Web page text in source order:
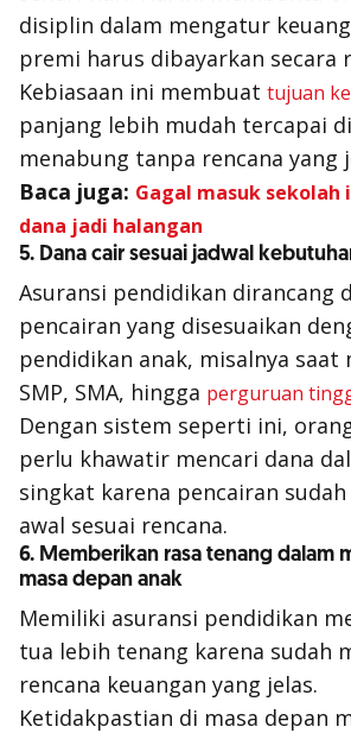
disiplin dalam mengatur
premi harus dibayarkan secara
Kebiasaan ini membuat tujuan
panjang lebih mudah tercapai
menabung tanpa rencana yang
Baca juga: Gagal masuk sekolah
dana jadi halangan
5. Dana cair sesuai jadwal
Asuransi pendidikan dirancang
pencairan yang disesuaikan
pendidikan anak, misalnya saat
SMP, SMA, hingga perguruan
Dengan sistem seperti ini,
perlu khawatir mencari dana
singkat karena pencairan
awal sesuai rencana.
6. Memberikan rasa tenang dalam
masa depan anak
Memiliki asuransi pendidikan
tua lebih tenang karena sudah
rencana keuangan yang jelas.
Ketidakpastian di masa depan